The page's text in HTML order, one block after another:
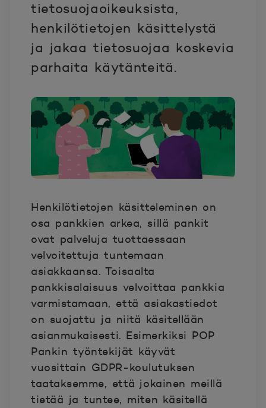
tietosuojaoikeuksista,
henkilötietojen käsittelystä
ja jakaa tietosuojaa koskevia
parhaita käytänteitä.
Henkilötietojen käsitteleminen on
osa pankkien arkea, sillä pankit
ovat palveluja tuottaessaan
velvoitettuja tuntemaan
asiakkaansa. Toisaalta
pankkisalaisuus velvoittaa pankkia
varmistamaan, että asiakastiedot
on suojattu ja niitä käsitellään
asianmukaisesti. Esimerkiksi POP
Pankin työntekijät käyvät
vuosittain GDPR-koulutuksen
taataksemme, että jokainen meillä
tietää ja tuntee, miten käsitellä